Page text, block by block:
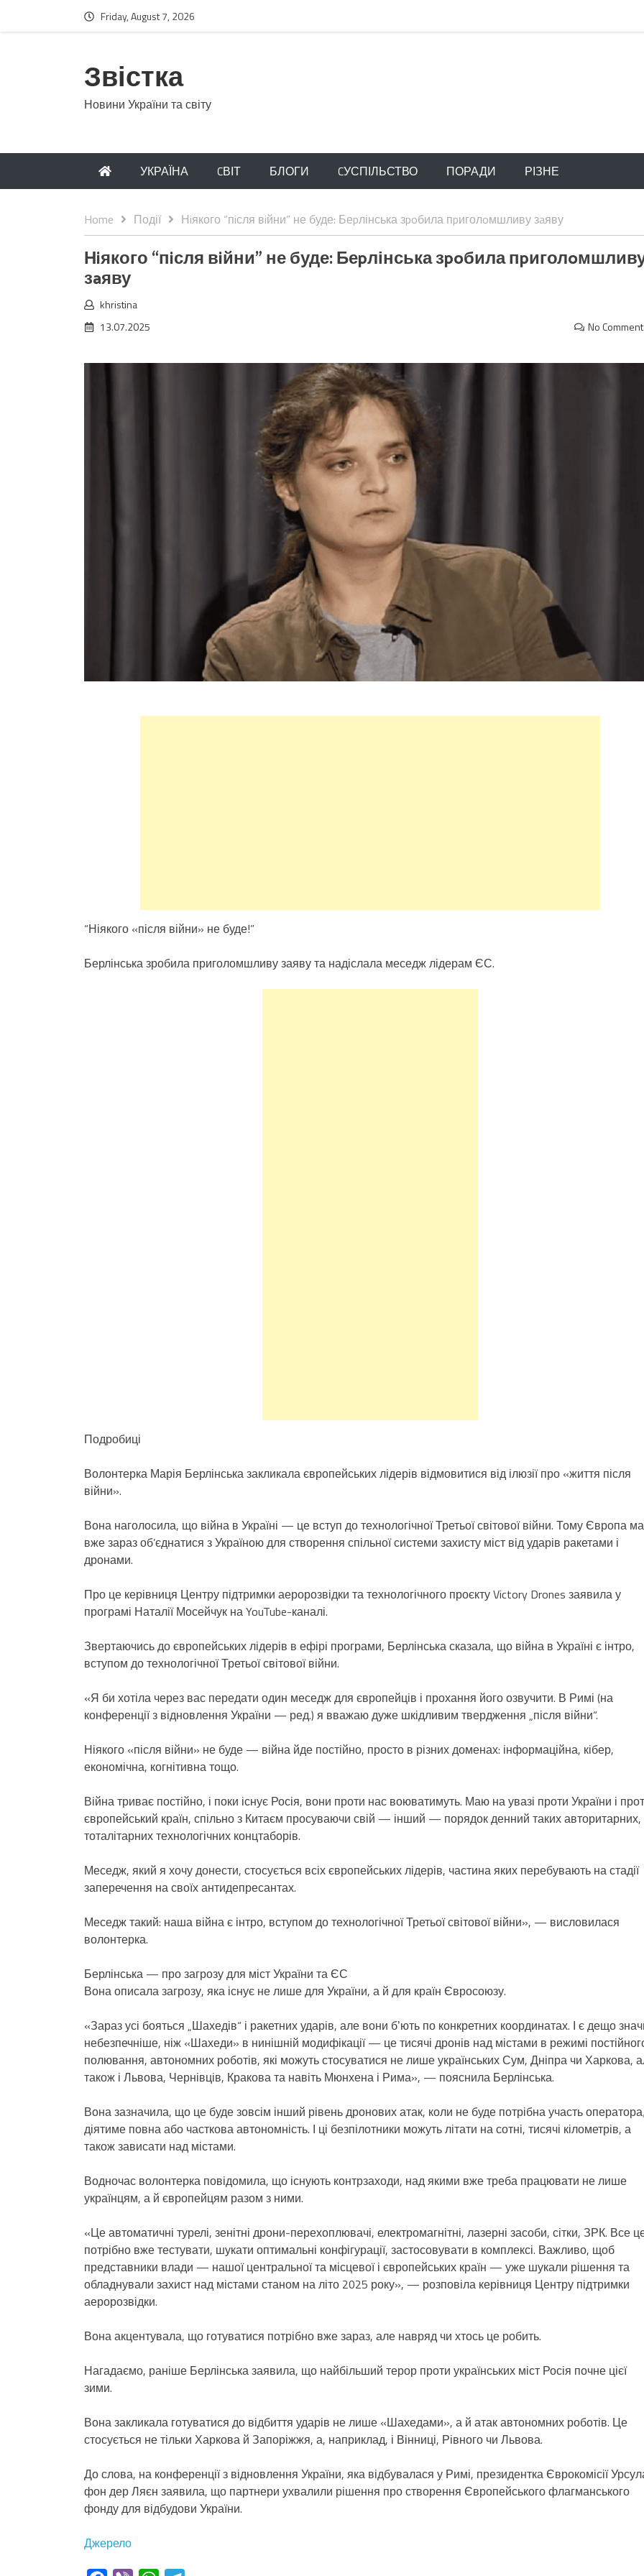
Friday, August 7, 2026
Звістка
Новини України та світу
УКРАЇНА CВІТ БЛОГИ CУСПІЛЬСТВО ПОРАДИ РІЗНЕ
Home Події Нiякого “пiсля вiйни” не буде: Беpлінська зpoбила пpиголoмшливу зaяву
Нiякого “пiсля вiйни” не буде: Беpлінська зpoбила
зaяву
khristina
13.07.2025
No
“Ніякого «після війни» не буде!”
Берлінська зробила приголомшливу заяву та надіслала меседж лідерам ЄС.
Подробиці
Волонтерка Марія Берлінська закликала європейських лідерів відмовитися від ілюзії про «життя після
війни».
Вона наголосила, що війна в Україні — це вступ до технологічної Третьої світової війни. Тому Європа
вже зараз об’єднатися з Україною для створення спільної системи захисту міст від ударів ракетами і
дронами.
Про це керівниця Центру підтримки аеророзвідки та технологічного проєкту Victory Drones заявила у
програмі Наталії Мосейчук на YouTube-каналі.
Звертаючись до європейських лідерів в ефірі програми, Берлінська сказала, що війна в Україні є інтро,
вступом до технологічної Третьої світової війни.
«Я би хотіла через вас передати один меседж для європейців і прохання його озвучити. В Римі (на
конференції з відновлення України — ред.) я вважаю дуже шкідливим твердження „після війни“.
Ніякого «після війни» не буде — війна йде постійно, просто в різних доменах: інформаційна, кібер,
економічна, когнітивна тощо.
Війна триває постійно, і поки існує Росія, вони проти нас воюватимуть. Маю на увазі проти України і
європейський країн, спільно з Китаєм просуваючи свій — інший — порядок денний таких авторитарних,
тоталітарних технологічних концтаборів.
Меседж, який я хочу донести, стосується всіх європейських лідерів, частина яких перебувають на стадії
заперечення на своїх антидепресантах.
Меседж такий: наша війна є інтро, вступом до технологічної Третьої світової війни», — висловилася
волонтерка.
Берлінська — про загрозу для міст України та ЄС
Вона описала загрозу, яка існує не лише для України, а й для країн Євросоюзу.
«Зараз усі бояться „Шахедів“ і ракетних ударів, але вони бʼють по конкретних координатах. І є дещо
небезпечніше, ніж «Шахеди» в нинішній модифікації — це тисячі дронів над містами в режимі
полювання, автономних роботів, які можуть стосуватися не лише українських Сум, Дніпра чи Харкова,
також і Львова, Чернівців, Кракова та навіть Мюнхена і Рима», — пояснила Берлінська.
Вона зазначила, що це буде зовсім інший рівень дронових атак, коли не буде потрібна участь оператора
діятиме повна або часткова автономність. І ці безпілотники можуть літати на сотні, тисячі кілометрів, а
також зависати над містами.
Водночас волонтерка повідомила, що існують контрзаходи, над якими вже треба працювати не лише
українцям, а й європейцям разом з ними.
«Це автоматичні турелі, зенітні дрони-перехоплювачі, електромагнітні, лазерні засоби, сітки, ЗРК. Все
потрібно вже тестувати, шукати оптимальні конфігурації, застосовувати в комплексі. Важливо, щоб
представники влади — нашої центральної та місцевої і європейських країн — уже шукали рішення та
обладнували захист над містами станом на літо 2025 року», — розповіла керівниця Центру підтримки
аеророзвідки.
Вона акцентувала, що готуватися потрібно вже зараз, але навряд чи хтось це робить.
Нагадаємо, раніше Берлінська заявила, що найбільший терор проти українських міст Росія почне цієї
зими.
Вона закликала готуватися до відбиття ударів не лише «Шахедами», а й атак автономних роботів. Це
стосується не тільки Харкова й Запоріжжя, а, наприклад, і Вінниці, Рівного чи Львова.
До слова, на конференції з відновлення України, яка відбувалася у Римі, президентка Єврокомісії
фон дер Ляєн заявила, що партнери ухвалили рішення про створення Європейського флагманського
фонду для відбудови України.
Джерело